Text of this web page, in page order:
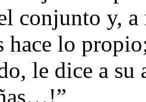
conjunto y,
hace lo
le dice a su